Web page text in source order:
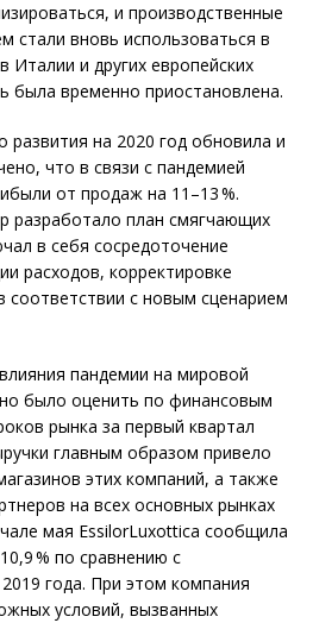
и производственные
стали вновь использоваться в
Италии и других европейских
была временно приостановлена.
развития на 2020 год обновила и
что в связи с пандемией
от продаж на 11–13 %.
разработало план смягчающих
в себя сосредоточение
расходов, корректировке
соответствии с новым сценарием
пандемии на мировой
было оценить по финансовым
рынка за первый квартал
главным образом привело
этих компаний, а также
на всех основных рынках
мая EssilorLuxottica сообщила
% по сравнению с
года. При этом компания
условий, вызванных